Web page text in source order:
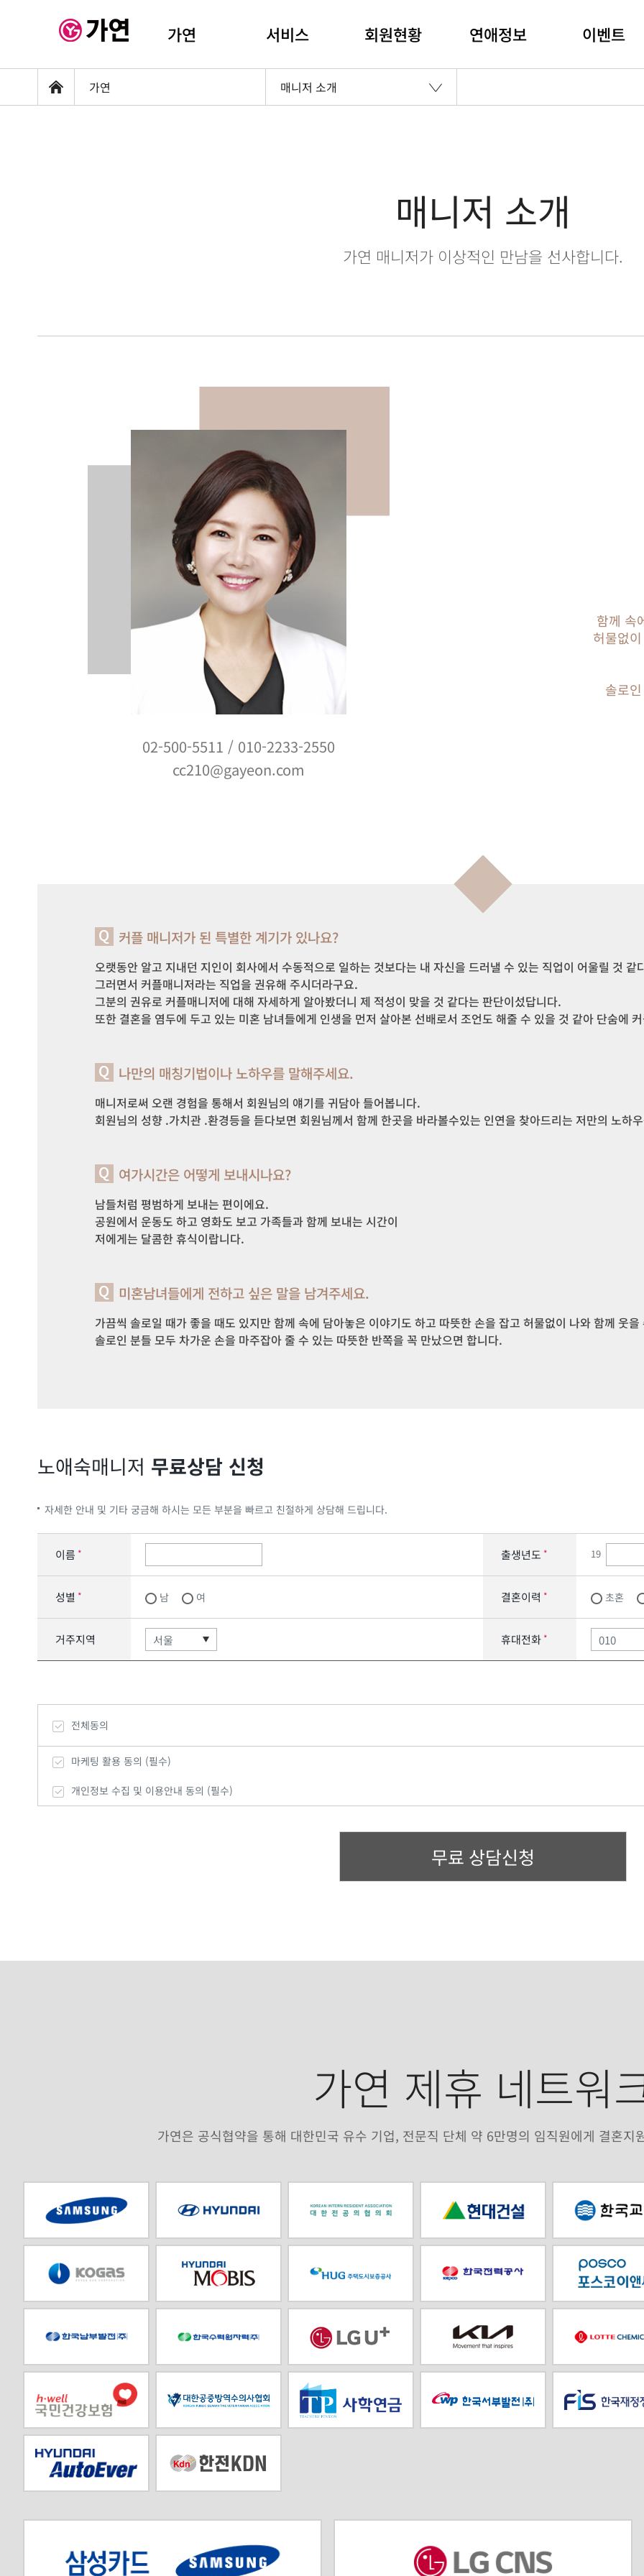
가연 서비스 회원현황 연애정보 이벤트
홈 가연 매니저 소개
매니저 소개
가연 매니저가 이상적인 만남을 선사합니다.
02-500-5511 / 010-2233-2550
cc210@gayeon.com
함께 속
허물없
솔로
커플 매니저가 된 특별한 계기가 있나요?
오랫동안 알고 지내던 지인이 회사에서 수동적으로 일하는 것보다는 내 자신을 드러낼 수 있는 직업이 어울릴 것 같
그러면서 커플매니저라는 직업을 권유해 주시더라구요.
그분의 권유로 커플매니저에 대해 자세하게 알아봤더니 제 적성이 맞을 것 같다는 판단이섰답니다.
또한 결혼을 염두에 두고 있는 미혼 남녀들에게 인생을 먼저 살아본 선배로서 조언도 해줄 수 있을 것 같아 단숨에
나만의 매칭기법이나 노하우를 말해주세요.
매니저로써 오랜 경험을 통해서 회원님의 얘기를 귀담아 들어봅니다.
회원님의 성향 .가치관 .환경등을 듣다보면 회원님께서 함께 한곳을 바라볼수있는 인연을 찾아드리는 저만의 노하
여가시간은 어떻게 보내시나요?
남들처럼 평범하게 보내는 편이에요.
공원에서 운동도 하고 영화도 보고 가족들과 함께 보내는 시간이
저에게는 달콤한 휴식이랍니다.
미혼남녀들에게 전하고 싶은 말을 남겨주세요.
가끔씩 솔로일 때가 좋을 때도 있지만 함께 속에 담아놓은 이야기도 하고 따뜻한 손을 잡고 허물없이 나와 함께 웃
솔로인 분들 모두 차가운 손을 마주잡아 줄 수 있는 따뜻한 반쪽을 꼭 만났으면 합니다.
노애숙매니저 무료상담 신청
자세한 안내 및 기타 궁금해 하시는 모든 부분을 빠르고 친절하게 상담해 드립니다.
이름 * 출생년도 * 19
성별 * 남 여 결혼이력 * 초혼
거주지역 휴대전화 *
전체동의
마케팅 활용 동의 (필수)
개인정보 수집 및 이용안내 동의 (필수)
무료 상담신청
가연 제휴 네트워
가연은 공식협약을 통해 대한민국 유수 기업, 전문직 단체 약 6만명의 임직원에게 결혼지